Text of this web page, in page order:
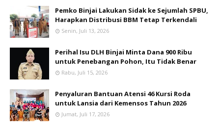
Pemko Binjai Lakukan Sidak ke Sejumlah SPBU,
Harapkan Distribusi BBM Tetap Terkendali
Senin, Juli 13, 2026
Perihal Isu DLH Binjai Minta Dana 900 Ribu
untuk Penebangan Pohon, Itu Tidak Benar
Rabu, Juli 15, 2026
Penyaluran Bantuan Atensi 46 Kursi Roda
untuk Lansia dari Kemensos Tahun 2026
Jumat, Juli 17, 2026